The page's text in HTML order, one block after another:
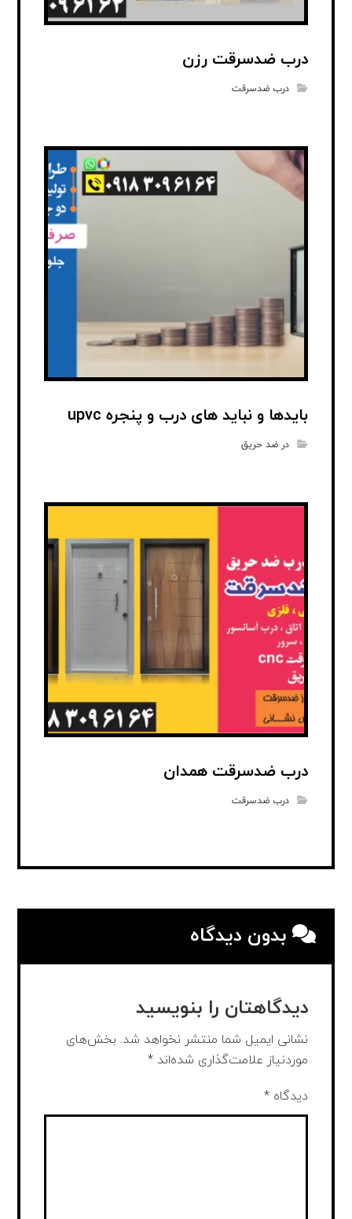
درب ضدسرقت رزن
درب ضدسرقت
بایدها و نباید های درب و پنجره upvc
در ضد حریق
درب ضدسرقت همدان
درب ضدسرقت
بدون دیدگاه
دیدگاهتان را بنویسید
نشانی ایمیل شما منتشر نخواهد شد. بخش‌های
موردنیاز علامت‌گذاری شده‌اند*
دیدگاه*